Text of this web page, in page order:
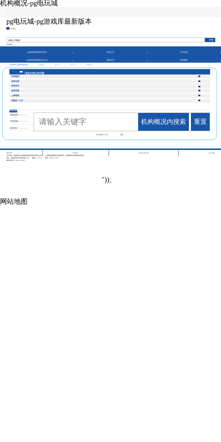
机构概况-pg电玩城
| |
|
pg电玩城-pg游戏库最新版本
征纳互动
本站热词：
pg游戏库最新版本首页 信息公开 工作动态
pg游戏库最新版本的公告 政策文件 政策解读
pg电玩城-pg游戏库最新版本 市县频道 海口市
法定主动公开内容
机构概况
政策法规
税收执法
政府采购
人事管理
双随机一公开
机构概况
机构概况内搜索 重置
机构设置 2024-03-04
机构职能 2024-03-04
领导简介 2024-03-04
共3条记录 1/1 页 第页
网站管理 访问统计 联系pg电玩城
站点地图
主办单位：国家税务总局海南省税务局网站管理办公室
pg游戏库最新版本的版权所有：国家税务总局海南省税务局
地址：海南省海口市龙昆北路10号
邮编：570125
电话：0898-12366
网站标识码：bm29210001
"));
网站地图